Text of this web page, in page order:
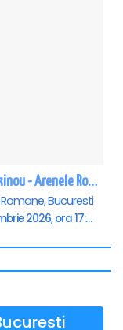
Elli Kokkinou - Arenele Romane
Bucuresti
5 septembrie 2026, ora 17:00